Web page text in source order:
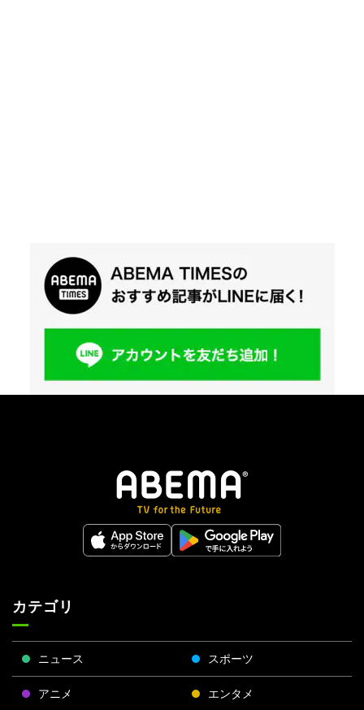
カテゴリ
ニュース スポーツ
アニメ エンタメ